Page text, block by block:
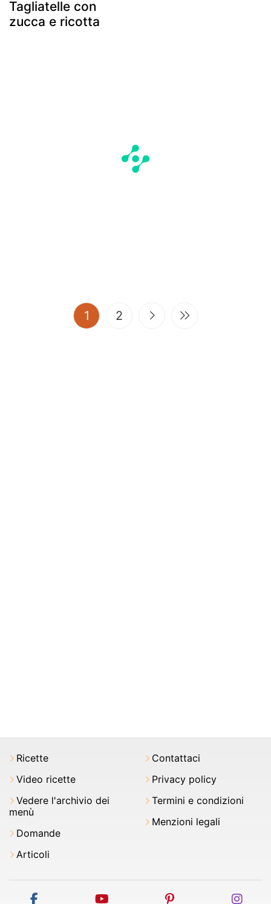
Tagliatelle con
zucca e ricotta
1 (current)
2
Ricette
Video ricette
Vedere l'archivio dei
menù
Domande
Articoli
Contattaci
Privacy policy
Termini e condizioni
Menzioni legali
facebook youtube pinterest